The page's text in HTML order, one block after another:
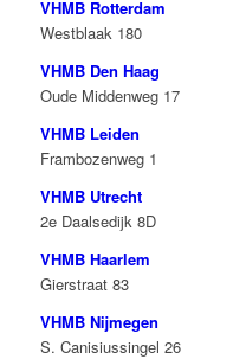
VHMB Rotterdam
Westblaak 180
VHMB Den Haag
Oude Middenweg 17
VHMB Leiden
Frambozenweg 1
VHMB Utrecht
2e Daalsedijk 8D
VHMB Haarlem
Gierstraat 83
VHMB Nijmegen
S. Canisiussingel 26